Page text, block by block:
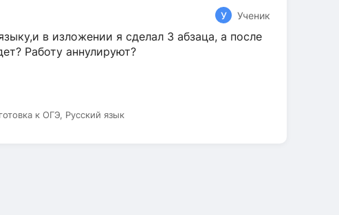
У Ученик
в изложении я сделал 3 абзаца, а после
Работу аннулируют?
к ОГЭ, Русский язык